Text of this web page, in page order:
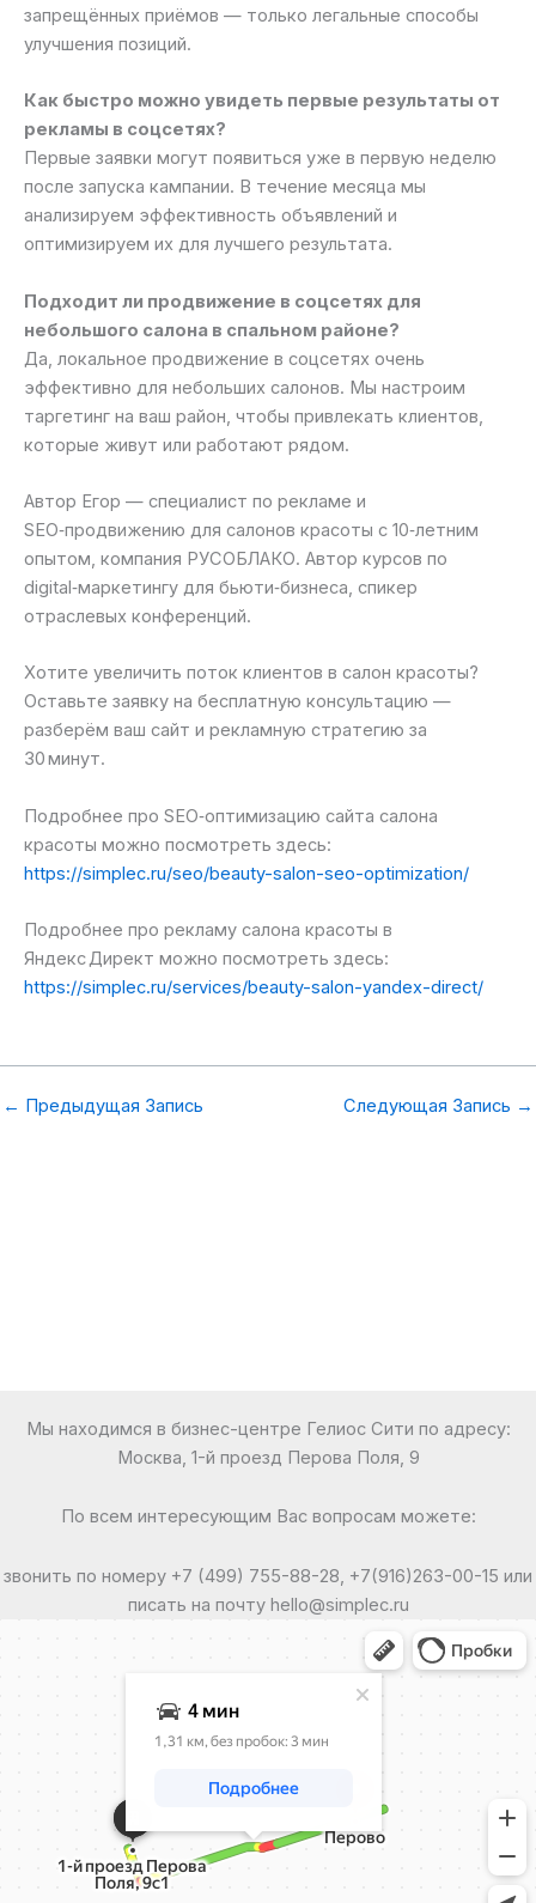
запрещённых приёмов — только легальные способы
улучшения позиций.
Как быстро можно увидеть первые результаты от
рекламы в соцсетях?
Первые заявки могут появиться уже в первую неделю
после запуска кампании. В течение месяца мы
анализируем эффективность объявлений и
оптимизируем их для лучшего результата.
Подходит ли продвижение в соцсетях для
небольшого салона в спальном районе?
Да, локальное продвижение в соцсетях очень
эффективно для небольших салонов. Мы настроим
таргетинг на ваш район, чтобы привлекать клиентов,
которые живут или работают рядом.
Автор Егор — специалист по рекламе и
SEO‑продвижению для салонов красоты с 10‑летним
опытом, компания РУСОБЛАКО. Автор курсов по
digital‑маркетингу для бьюти‑бизнеса, спикер
отраслевых конференций.
Хотите увеличить поток клиентов в салон красоты?
Оставьте заявку на бесплатную консультацию —
разберём ваш сайт и рекламную стратегию за
30 минут.
Подробнее про SEO‑оптимизацию сайта салона
красоты можно посмотреть здесь:
https://simplec.ru/seo/beauty-salon-seo-optimization/
Подробнее про рекламу салона красоты в
Яндекс Директ можно посмотреть здесь:
https://simplec.ru/services/beauty-salon-yandex-direct/
← Предыдущая Запись Следующая Запись →
Мы находимся в бизнес-центре Гелиос Сити по адресу:
Москва, 1-й проезд Перова Поля, 9
По всем интересующим Вас вопросам можете:
звонить по номеру +7 (499) 755-88-28, +7(916)263-00-15 или
писать на почту hello@simplec.ru